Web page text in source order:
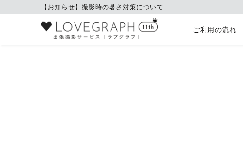
【お知らせ】撮影時の暑さ対策について
ご利用の流れ